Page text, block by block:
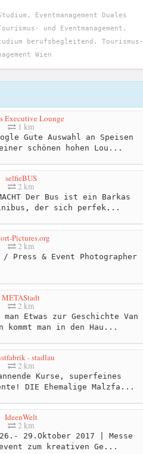
Eventmanagement Duales
und Eventmanagement,
berufsbegleitend, Tourismus-
Wien
Executive Lounge
1 km
Gute Auswahl an Speisen
schönen hohen Lou...
selfieBUS
2 km
Der Bus ist ein Barkas
der sich perfek...
Pictures.org
2 km
Press & Event Photographer
METAStadt
2 km
man Etwas zur Geschichte Van
kommt man in den Hau...
- stadlau
2 km
Kurse, superfeines
DIE Ehemalige Malzfa...
IdeenWelt
2 km
29.Oktober 2017 | Messe
zum kreativen Ge...